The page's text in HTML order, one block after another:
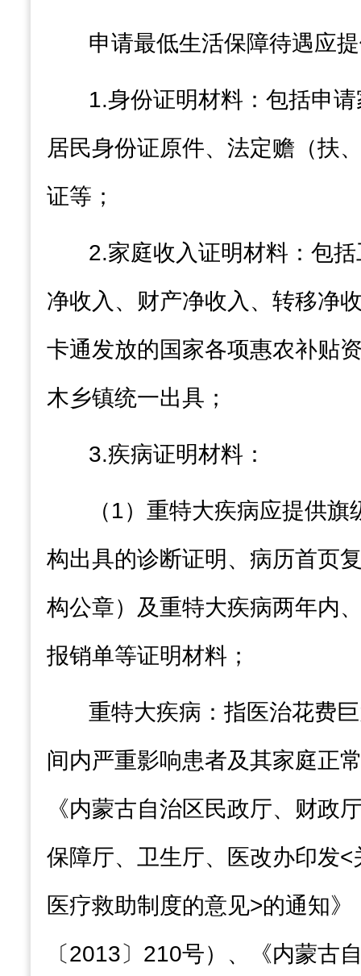
申请最低生活保障待遇应
1.身份证明材料：包括申
居民身份证原件、法定赡（扶
证等；
2.家庭收入证明材料：包
净收入、财产净收入、转移净
卡通发放的国家各项惠农补贴
木乡镇统一出具；
3.疾病证明材料：
（1）重特大疾病应提供旗
构出具的诊断证明、病历首页
构公章）及重特大疾病两年内
报销单等证明材料；
重特大疾病： 指医治花费
间内严重影响患者及其家庭正
《内蒙古自治区民政厅、财政
保障厅、卫生厅、医改办印发<
医疗救助制度的意见>的通知》
〔2013〕 210号）、《内蒙古